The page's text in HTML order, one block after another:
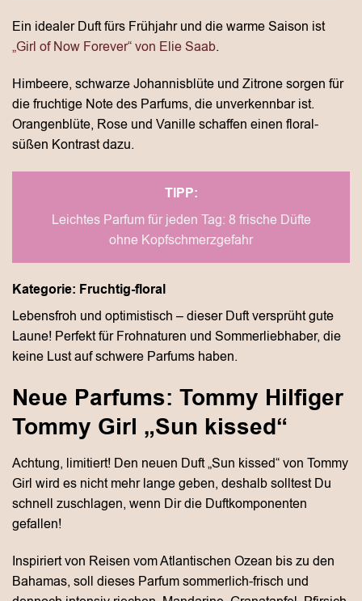
Ein idealer Duft fürs Frühjahr und die warme Saison ist
„Girl of Now Forever“ von Elie Saab.
Himbeere, schwarze Johannisblüte und Zitrone sorgen für
die fruchtige Note des Parfums, die unverkennbar ist.
Orangenblüte, Rose und Vanille schaffen einen floral-
süßen Kontrast dazu.
TIPP:
Leichtes Parfum für jeden Tag: 8 frische Düfte
ohne Kopfschmerzgefahr
Kategorie: Fruchtig-floral
Lebensfroh und optimistisch – dieser Duft versprüht gute
Laune! Perfekt für Frohnaturen und Sommerliebhaber, die
keine Lust auf schwere Parfums haben.
Neue Parfums: Tommy Hilfiger
Tommy Girl „Sun kissed“
Achtung, limitiert! Den neuen Duft „Sun kissed“ von Tommy
Girl wird es nicht mehr lange geben, deshalb solltest Du
schnell zuschlagen, wenn Dir die Duftkomponenten
gefallen!
Inspiriert von Reisen vom Atlantischen Ozean bis zu den
Bahamas, soll dieses Parfum sommerlich-frisch und